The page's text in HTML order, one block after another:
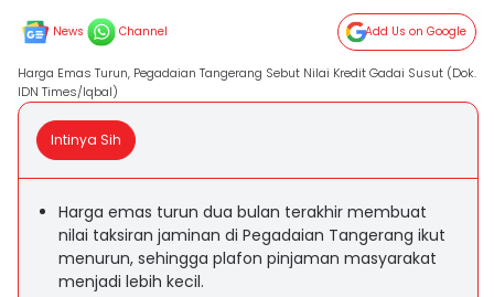
News Channel Add Us on Google
Harga Emas Turun, Pegadaian Tangerang Sebut Nilai Kredit Gadai Susut (Dok.
IDN Times/Iqbal)
Intinya Sih
Harga emas turun dua bulan terakhir membuat
nilai taksiran jaminan di Pegadaian Tangerang ikut
menurun, sehingga plafon pinjaman masyarakat
menjadi lebih kecil.